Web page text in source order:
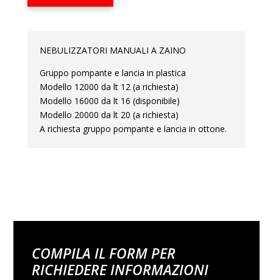
NEBULIZZATORI MANUALI A ZAINO
Gruppo pompante e lancia in plastica
Modello 12000 da lt 12 (a richiesta)
Modello 16000 da lt 16 (disponibile)
Modello 20000 da lt 20 (a richiesta)
A richiesta gruppo pompante e lancia in ottone.
COMPILA IL FORM PER
RICHIEDERE INFORMAZIONI